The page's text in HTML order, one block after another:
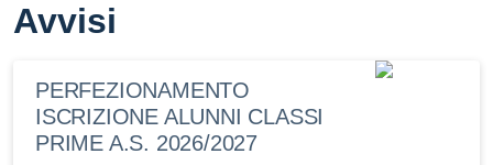
Avvisi
PERFEZIONAMENTO
ISCRIZIONE ALUNNI CLASSI
PRIME A.S. 2026/2027